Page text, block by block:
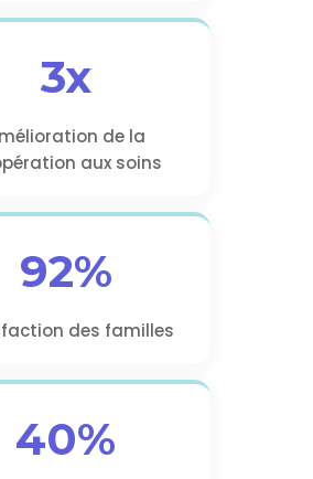
3x
de la
aux soins
92%
des familles
40%